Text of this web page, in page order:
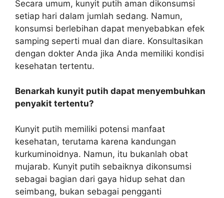
Secara umum, kunyit putih aman dikonsumsi
setiap hari dalam jumlah sedang. Namun,
konsumsi berlebihan dapat menyebabkan efek
samping seperti mual dan diare. Konsultasikan
dengan dokter Anda jika Anda memiliki kondisi
kesehatan tertentu.
Benarkah kunyit putih dapat menyembuhkan
penyakit tertentu?
Kunyit putih memiliki potensi manfaat
kesehatan, terutama karena kandungan
kurkuminoidnya. Namun, itu bukanlah obat
mujarab. Kunyit putih sebaiknya dikonsumsi
sebagai bagian dari gaya hidup sehat dan
seimbang, bukan sebagai pengganti